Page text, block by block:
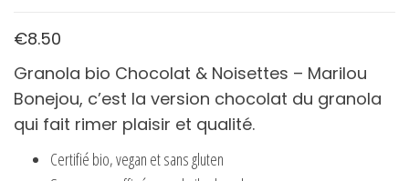
€8.50
Granola bio Chocolat & Noisettes – Marilou
Bonejou, c’est la version chocolat du granola
qui fait rimer plaisir et qualité.
Certifié bio, vegan et sans gluten